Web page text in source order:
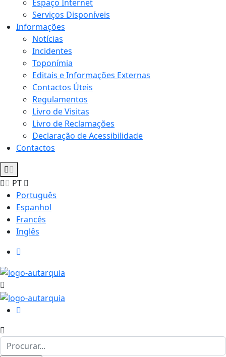
Espaço Internet
Serviços Disponíveis
Informações
Notícias
Incidentes
Toponímia
Editais e Informações Externas
Contactos Úteis
Regulamentos
Livro de Visitas
Livro de Reclamações
Declaração de Acessibilidade
Contactos
PT
Português
Espanhol
Francês
Inglês